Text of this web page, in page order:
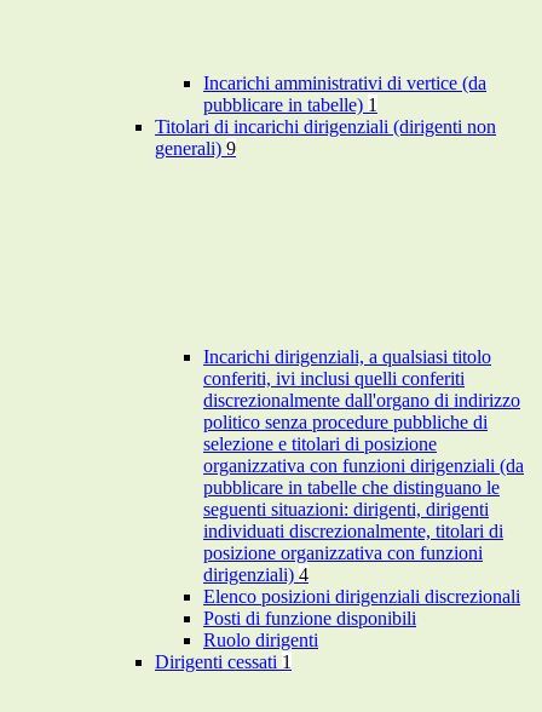
Incarichi amministrativi di vertice (da
pubblicare in tabelle) 1
Titolari di incarichi dirigenziali (dirigenti non
generali) 9
Incarichi dirigenziali, a qualsiasi titolo
conferiti, ivi inclusi quelli conferiti
discrezionalmente dall'organo di indirizzo
politico senza procedure pubbliche di
selezione e titolari di posizione
organizzativa con funzioni dirigenziali (da
pubblicare in tabelle che distinguano le
seguenti situazioni: dirigenti, dirigenti
individuati discrezionalmente, titolari di
posizione organizzativa con funzioni
dirigenziali) 4
Elenco posizioni dirigenziali discrezionali
Posti di funzione disponibili
Ruolo dirigenti
Dirigenti cessati 1